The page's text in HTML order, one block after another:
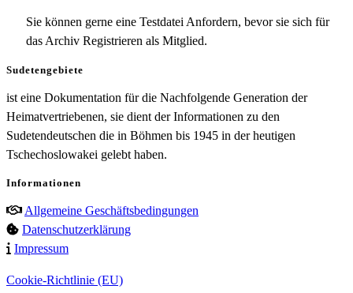
Sie können gerne eine Testdatei Anfordern, bevor sie sich für
das Archiv Registrieren als Mitglied.
Sudetengebiete
ist eine Dokumentation für die Nachfolgende Generation der
Heimatvertriebenen, sie dient der Informationen zu den
Sudetendeutschen die in Böhmen bis 1945 in der heutigen
Tschechoslowakei gelebt haben.
Informationen
Allgemeine Geschäftsbedingungen
Datenschutzerklärung
Impressum
Cookie-Richtlinie (EU)